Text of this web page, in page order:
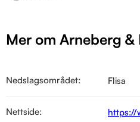
Mer om Arneberg &
Nedslagsområdet: Flisa
Nettside: https://